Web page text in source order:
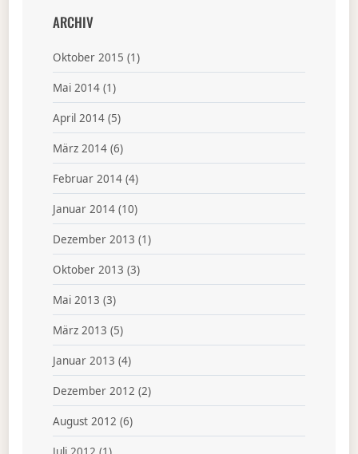
ARCHIV
Oktober 2015 (1)
Mai 2014(1)
April 2014(5)
März 2014(6)
Februar 2014(4)
Januar 2014(10)
Dezember 2013 (1)
Oktober 2013 (3)
Mai 2013 (3)
März 2013 (5)
Januar 2013 (4)
Dezember 2012 (2)
August 2012 (6)